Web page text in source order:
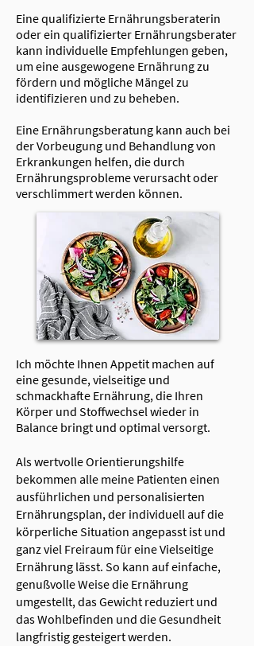
Eine qualifizierte Ernährungsberaterin
oder ein qualifizierter Ernährungsberater
kann individuelle Empfehlungen geben,
um eine ausgewogene Ernährung zu
fördern und mögliche Mängel zu
identifizieren und zu beheben.
Eine Ernährungsberatung kann auch bei
der Vorbeugung und Behandlung von
Erkrankungen helfen, die durch
Ernährungsprobleme verursacht oder
verschlimmert werden können.
Ich möchte Ihnen Appetit machen auf
eine gesunde, vielseitige und
schmackhafte Ernährung, die Ihren
Körper und Stoffwechsel wieder in
Balance bringt und optimal versorgt.
Als wertvolle Orientierungshilfe
bekommen alle meine Patienten einen
ausführlichen und personalisierten
Ernährungsplan, der individuell auf die
körperliche Situation angepasst ist und
ganz viel Freiraum für eine Vielseitige
Ernährung lässt. So kann auf einfache,
genußvolle Weise die Ernährung
umgestellt, das Gewicht reduziert und
das Wohlbefinden und die Gesundheit
langfristig gesteigert werden.